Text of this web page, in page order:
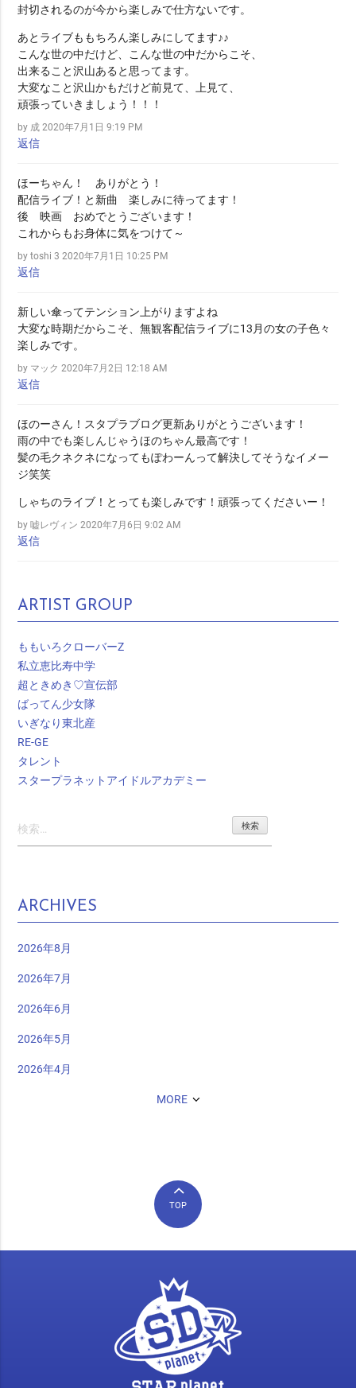
封切されるのが今から楽しみで仕方ないです。
あとライブももちろん楽しみにしてます♪♪
こんな世の中だけど、こんな世の中だからこそ、
出来ること沢山あると思ってます。
大変なこと沢山かもだけど前見て、上見て、
頑張っていきましょう！！！
by 成 2020年7月1日 9:19 PM
返信
ほーちゃん！ ありがとう！
配信ライブ！と新曲 楽しみに待ってます！
後 映画 おめでとうございます！
これからもお身体に気をつけて～
by toshi 3 2020年7月1日 10:25 PM
返信
新しい傘ってテンション上がりますよね
大変な時期だからこそ、無観客配信ライブに13月の女の子色々
楽しみです。
by マック 2020年7月2日 12:18 AM
返信
ほのーさん！スタプラブログ更新ありがとうございます！
雨の中でも楽しんじゃうほのちゃん最高です！
髪の毛クネクネになってもぽわーんって解決してそうなイメー
ジ笑笑
しゃちのライブ！とっても楽しみです！頑張ってくださいー！
by 嘘レヴィン 2020年7月6日 9:02 AM
返信
ARTIST GROUP
ももいろクローバーZ
私立恵比寿中学
超ときめき♡宣伝部
ばってん少女隊
いぎなり東北産
RE-GE
タレント
スタープラネットアイドルアカデミー
索:
ARCHIVES
2026年8月
2026年7月
2026年6月
2026年5月
2026年4月
MORE
TOP